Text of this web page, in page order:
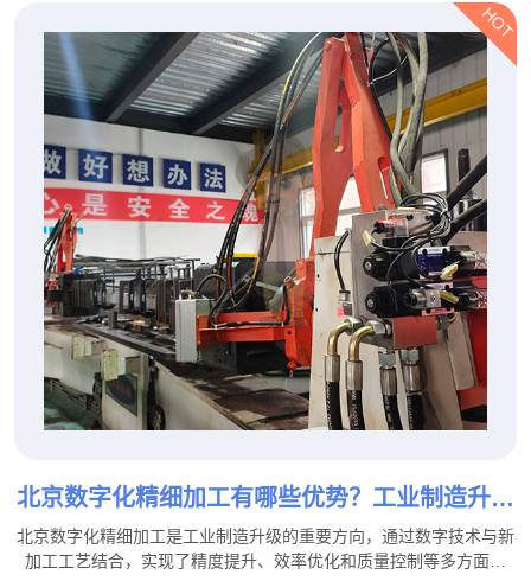
HOT
北京数字化精细加工有哪些优势？工业制造升级
新模式！
北京数字化精细加工是工业制造升级的重要方向，通过数字技术与新
加工工艺结合，实现了精度提升、效率优化和质量控制等多方面优